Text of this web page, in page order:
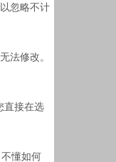
忽略不计
法修改。
直接在选
懂如何